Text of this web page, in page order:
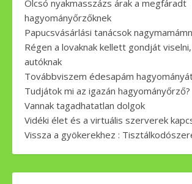
Olcsó nyakmasszázs árak a megfáradt
hagyományőrzőknek
Papucsvásárlási tanácsok
Régen a lovaknak kellett gondját
autóknak
Továbbviszem édesapám
Tudjátok mi az igazán hagyományőrző?
Vannak tagadhatatlan dolgok
Vidéki élet és a virtuális szerverek
Vissza a gyökerekhez :